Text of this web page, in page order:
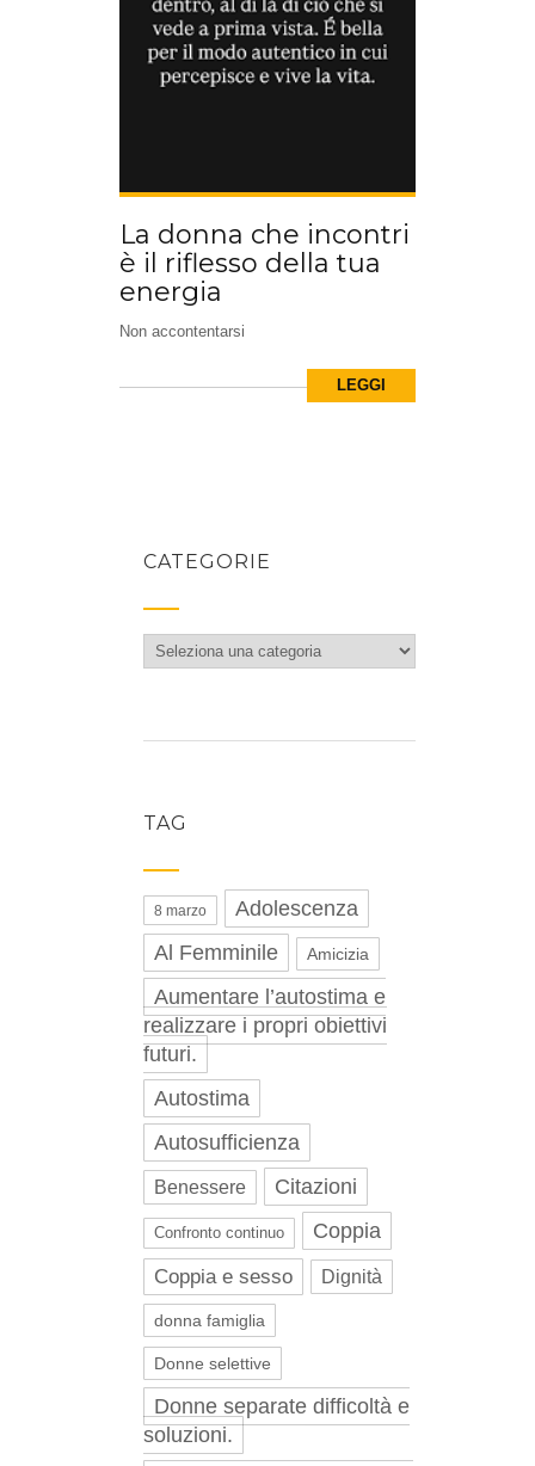
La donna che incontri
è il riflesso della tua
energia
Non accontentarsi
LEGGI
CATEGORIE
Categorie
TAG
8 marzo
Adolescenza
Al Femminile
Amicizia
Aumentare l’autostima e
realizzare i propri obiettivi
futuri.
Autostima
Autosufficienza
Benessere Citazioni
Confronto continuo Coppia
Coppia e sesso Dignità
donna famiglia
Donne selettive
Donne separate difficoltà e
soluzioni.